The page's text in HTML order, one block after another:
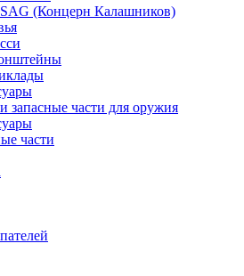
(Концерн Калашников)
запасные части для оружия
части